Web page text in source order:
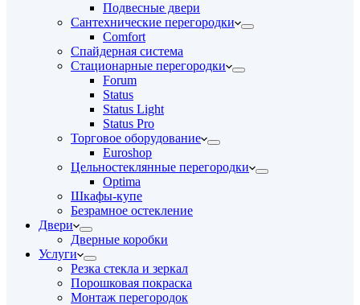
Подвесные двери
Сантехнические перегородки
Comfort
Спайдерная система
Стационарные перегородки
Forum
Status
Status Light
Status Pro
Торговое оборудование
Euroshop
Цельностеклянные перегородки
Optima
Шкафы-купе
Безрамное остекление
Двери
Дверные коробки
Услуги
Резка стекла и зеркал
Порошковая покраска
Монтаж перегородок